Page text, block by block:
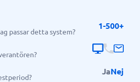
SEO-optimerat innehåll
användbart för dem som
eller bloggar och söker ett
att skapa artiklar i stor skala.
passar detta system?
1-500+
JaNej